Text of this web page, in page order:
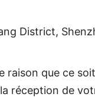
District,
que ce
réception de